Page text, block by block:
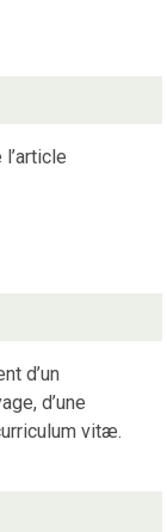
d’un
d’une
vitæ.